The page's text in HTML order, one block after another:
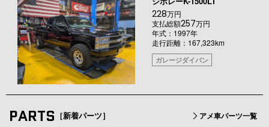
228万円
支払総額257万円
年式：1997年
走行距離：167,323km
ガレージダイバン
PARTS ［新着パーツ］ アメ車パーツ一覧